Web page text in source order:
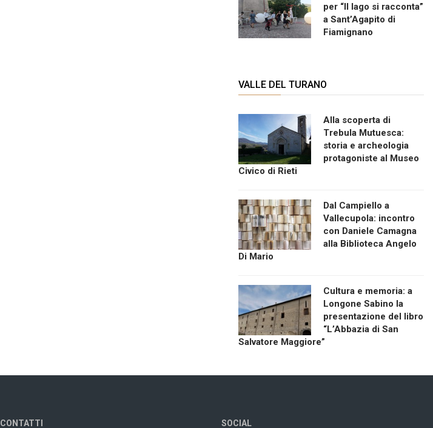
per “Il lago si racconta”
a Sant’Agapito di
Fiamignano
VALLE DEL TURANO
Alla scoperta di
Trebula Mutuesca:
storia e archeologia
protagoniste al Museo
Civico di Rieti
Dal Campiello a
Vallecupola: incontro
con Daniele Camagna
alla Biblioteca Angelo
Di Mario
Cultura e memoria: a
Longone Sabino la
presentazione del libro
“L’Abbazia di San
Salvatore Maggiore”
CONTATTI SOCIAL